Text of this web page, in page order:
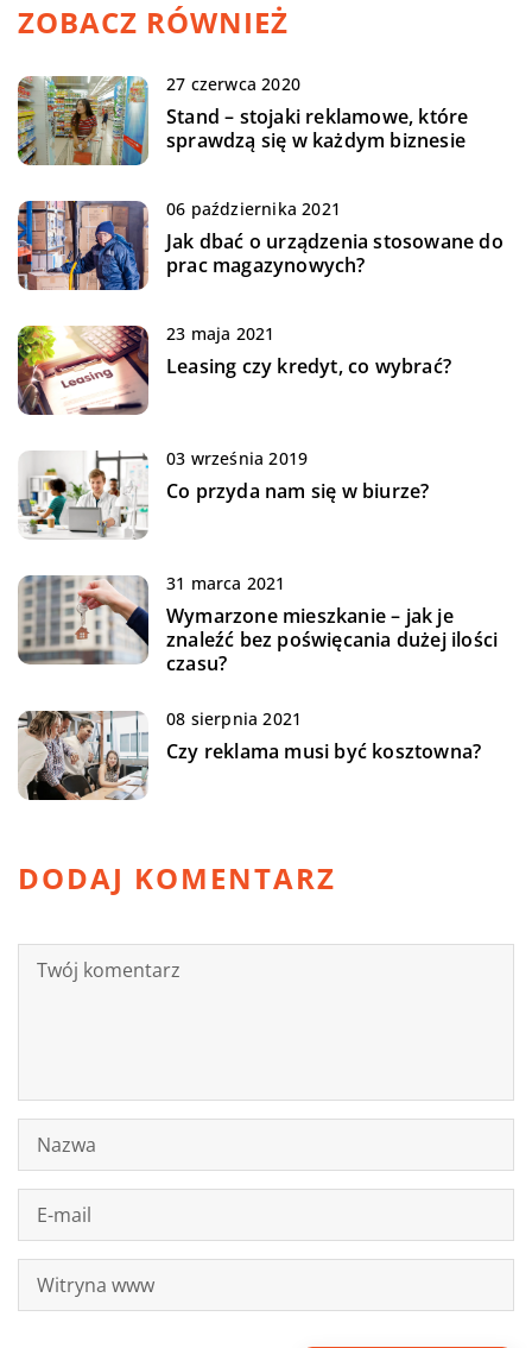
ZOBACZ RÓWNIEŻ
27 czerwca 2020
Stand – stojaki reklamowe, które
sprawdzą się w każdym biznesie
06 października 2021
Jak dbać o urządzenia stosowane do
prac magazynowych?
23 maja 2021
Leasing czy kredyt, co wybrać?
03 września 2019
Co przyda nam się w biurze?
31 marca 2021
Wymarzone mieszkanie – jak je
znaleźć bez poświęcania dużej ilości
czasu?
08 sierpnia 2021
Czy reklama musi być kosztowna?
DODAJ KOMENTARZ